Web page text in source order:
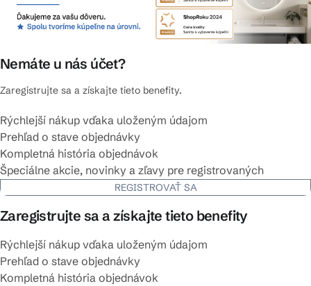
Nemáte u nás účet?
Zaregistrujte sa a získajte tieto benefity.
Rýchlejší nákup vďaka uloženým údajom
Prehľad o stave objednávky
Kompletná história objednávok
Špeciálne akcie, novinky a zľavy pre registrovaných
REGISTROVAŤ SA
Zaregistrujte sa a získajte tieto benefity
Rýchlejší nákup vďaka uloženým údajom
Prehľad o stave objednávky
Kompletná história objednávok